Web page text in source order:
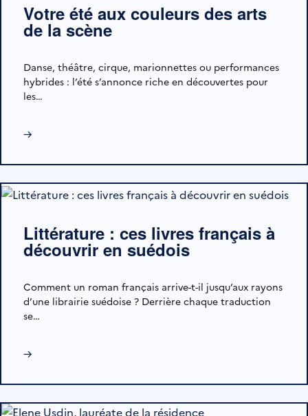
Votre été aux couleurs des arts
de la scène
Danse, théâtre, cirque, marionnettes ou performances
hybrides : l’été s’annonce riche en découvertes pour
les…
→
Littérature : ces livres français à
découvrir en suédois
Comment un roman français arrive-t-il jusqu’aux rayons
d’une librairie suédoise ? Derrière chaque traduction
se…
→